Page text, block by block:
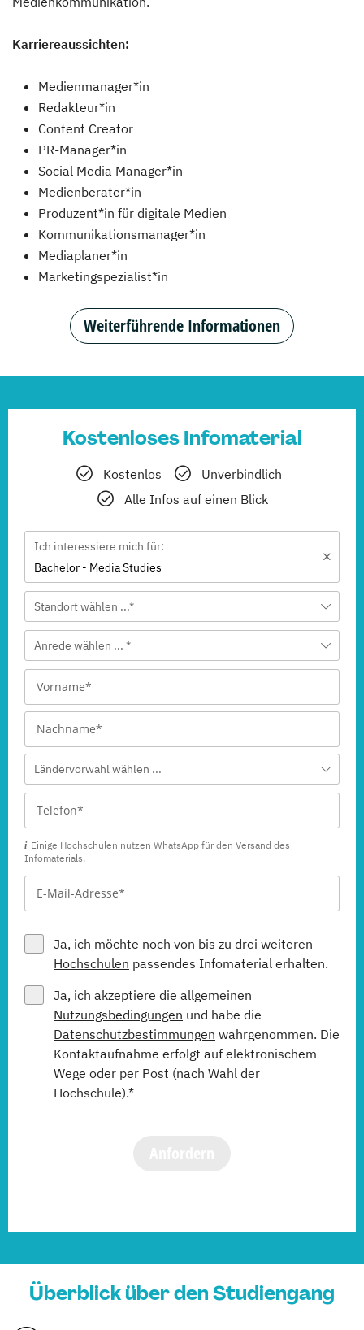
Karriereaussichten:
Medienmanager*in
Redakteur*in
Content Creator
PR-Manager*in
Social Media Manager*in
Medienberater*in
Produzent*in für digitale Medien
Kommunikationsmanager*in
Mediaplaner*in
Marketingspezialist*in
Weiterführende Informationen
Kostenloses Infomaterial
Kostenlos
Unverbindlich
Alle Infos auf einen Blick
Ich interessiere mich für:
Bachelor - Media Studies
Standort wählen ...*
Anrede wählen ... *
Ländervorwahl wählen ...
Einige Hochschulen nutzen WhatsApp für den Versand des
Infomaterials.
Ja, ich möchte noch von bis zu drei weiteren
Hochschulen passendes Infomaterial erhalten.
Ja, ich akzeptiere die allgemeinen
Nutzungsbedingungen und habe die
Datenschutzbestimmungen wahrgenommen. Die
Kontaktaufnahme erfolgt auf elektronischem
Wege oder per Post (nach Wahl der
Hochschule).*
Überblick über den Studiengang